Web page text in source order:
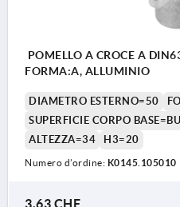
Forma L: con filettatura
POMELLO A CROCE A
FORMA:A, ALLUMINIO
DIAMETRO ESTERNO=50
SUPERFICIE CORPO
ALTEZZA=34
H3=20
Numero d’ordine: K0145.105010
3,63 CHF